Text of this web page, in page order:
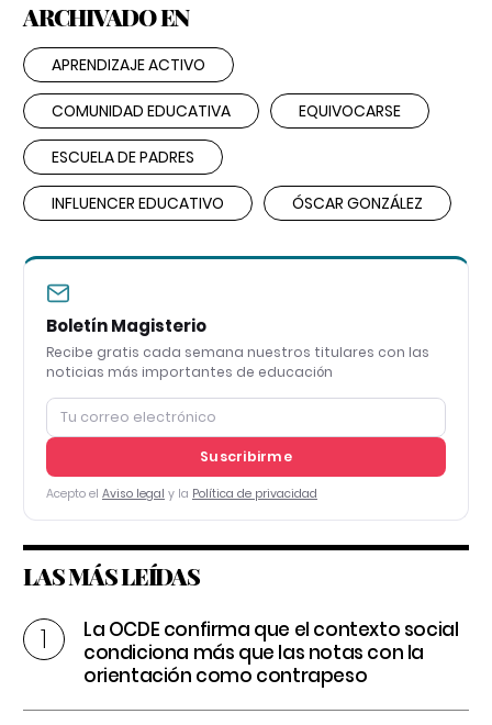
ARCHIVADO EN
APRENDIZAJE ACTIVO
COMUNIDAD EDUCATIVA EQUIVOCARSE
ESCUELA DE PADRES
INFLUENCER EDUCATIVO ÓSCAR GONZÁLEZ
Boletín Magisterio
Recibe gratis cada semana nuestros titulares con las
noticias más importantes de educación
Suscribirme
Acepto el Aviso legal y la Política de privacidad
LAS MÁS LEÍDAS
La OCDE confirma que el contexto social
condiciona más que las notas con la
orientación como contrapeso